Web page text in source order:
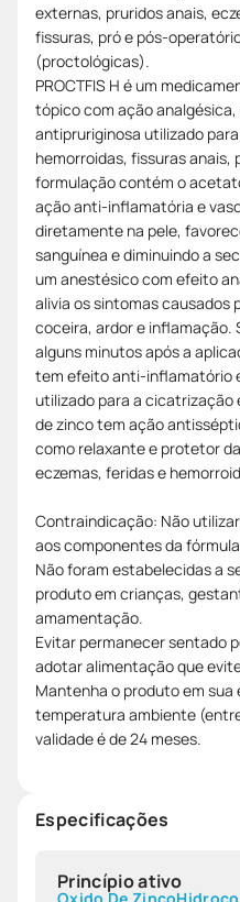
externas, pruridos anais,
fissuras, pró e pós-
(proctológicas).
PROCTFIS H é um
tópico com ação
antipruriginosa utilizado
hemorroidas, fissuras anais,
formulação contém o
ação anti-inflamatória e
diretamente na pele,
sanguínea e diminuindo a
um anestésico com efeito
alivia os sintomas causados
coceira, ardor e inflamação.
alguns minutos após a
tem efeito anti-inflamatório
utilizado para a cicatrização
de zinco tem ação
como relaxante e protetor
eczemas, feridas e
Contraindicação: Não
aos componentes da
Não foram estabelecidas a
produto em crianças,
amamentação.
Evitar permanecer sentado
adotar alimentação que
Mantenha o produto em sua
temperatura ambiente (entre
validade é de 24 meses.
Especificações
Princípio ativo